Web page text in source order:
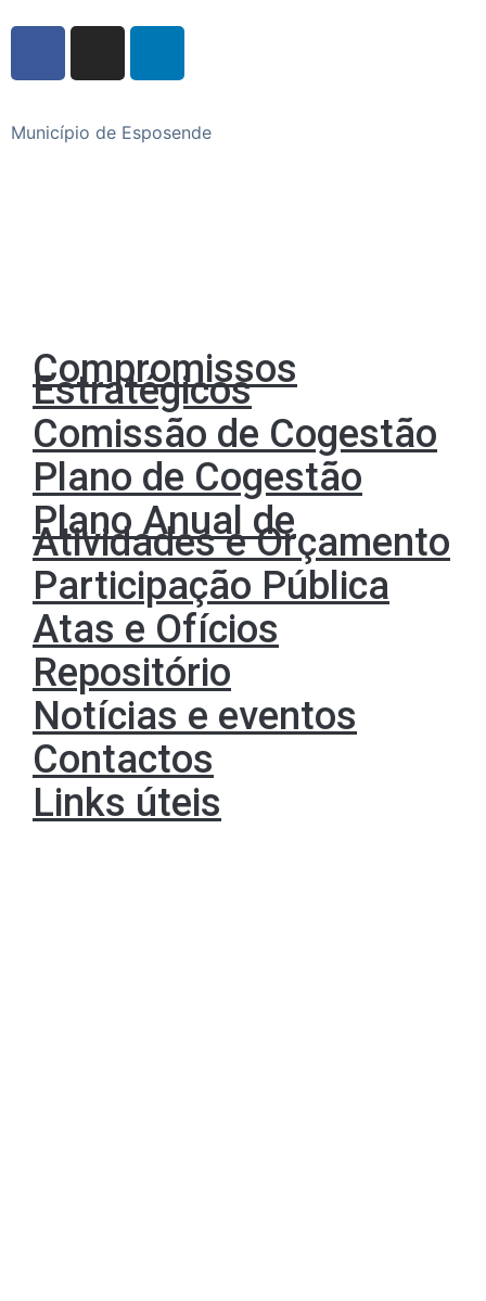
Município de Esposende
Compromissos
Estratégicos
Comissão de Cogestão
Plano de Cogestão
Plano Anual de
Atividades e Orçamento
Participação Pública
Atas e Ofícios
Repositório
Notícias e eventos
Contactos
Links úteis